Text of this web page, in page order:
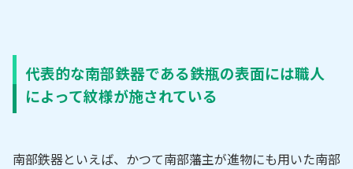
代表的な南部鉄器である鉄瓶の表面には職人
によって紋様が施されている
南部鉄器といえば、かつて南部藩主が進物にも用いた南部